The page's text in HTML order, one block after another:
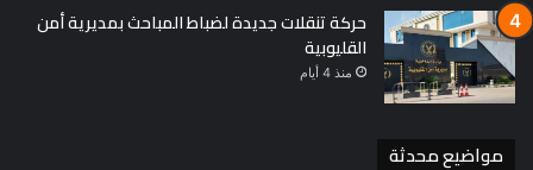
حركة تنقلات جديدة لضباط المباحث بمديرية أمن
القليوبية
منذ 4 أيام
مواضيع محدثة